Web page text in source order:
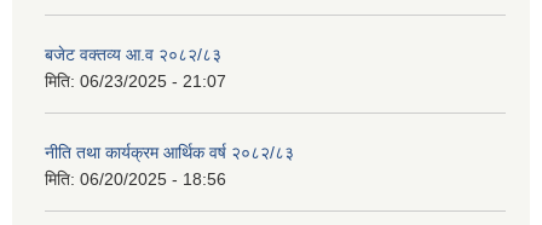
बजेट वक्तव्य आ.व २०८२/८३
मिति: 06/23/2025 - 21:07
नीति तथा कार्यक्रम आर्थिक वर्ष २०८२/८३
मिति: 06/20/2025 - 18:56